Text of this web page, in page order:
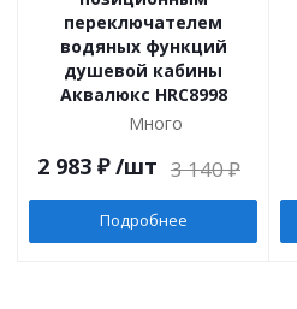
переключателем
водяных функций
душевой кабины
Аквалюкс HRC8998
Много
2 983 ₽ /шт 3 140₽
Подробнее